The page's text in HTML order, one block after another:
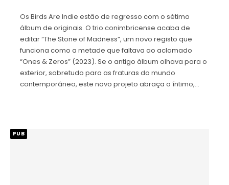
Os Birds Are Indie estão de regresso com o sétimo
álbum de originais. O trio conimbricense acaba de
editar “The Stone of Madness”, um novo registo que
funciona como a metade que faltava ao aclamado
“Ones & Zeros” (2023). Se o antigo álbum olhava para o
exterior, sobretudo para as fraturas do mundo
contemporâneo, este novo projeto abraça o íntimo,…
PUB